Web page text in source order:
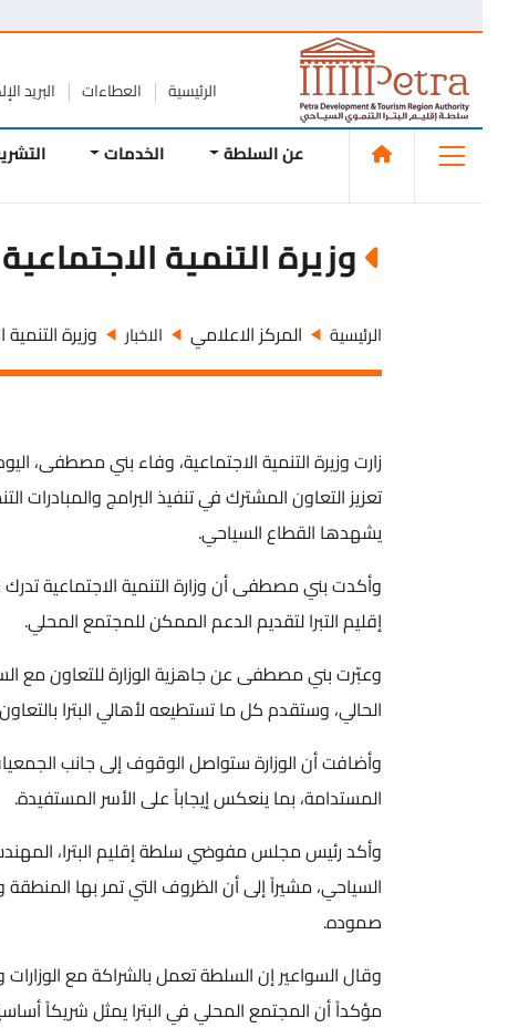
الرئيسية العطاءات البريد
عن السلطة الخدمات
وزيرة التنمية
الرئيسية المركز الاعلامي الاخبار وزيرة التنمية
زارت وزيرة التنمية الاجتماعية، وفاء بني مصطفى،
تعزيز التعاون المشترك في تنفيذ البرامج والمبادرات
يشهدها القطاع السياحي.
وأكدت بني مصطفى أن وزارة التنمية الاجتماعية تدرك
إقليم التبرا لتقديم الدعم الممكن للمجتمع المحلي.
وعبّرت بني مصطفى عن جاهزية الوزارة للتعاون مع
الحالي، وستقدم كل ما تستطيعه لأهالي البترا بالتعاون
وأضافت أن الوزارة ستواصل الوقوف إلى جانب الجمعيات
المستدامة، بما ينعكس إيجاباً على الأسر المستفيدة.
وأكد رئيس مجلس مفوضي سلطة إقليم البترا، المهندس
السياحي، مشيراً إلى أن الظروف التي تمر بها
صموده.
وقال السواعير إن السلطة تعمل بالشراكة مع
مؤكداً أن المجتمع المحلي في البترا يمثل شريكاً أساسياً